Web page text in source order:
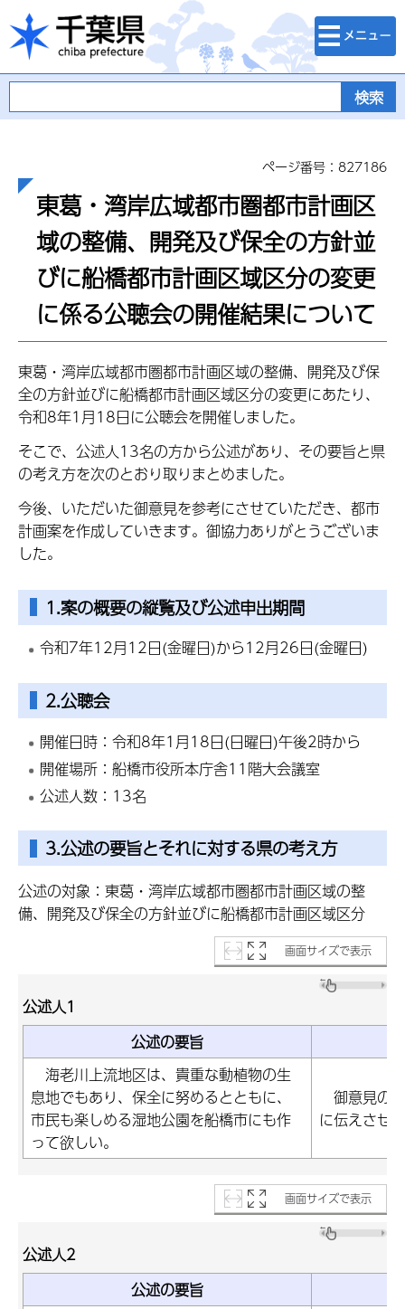
千葉県
検索・メニュ
ー
ページ番号：827186
東葛・湾岸広域都市圏都市計画区
域の整備、開発及び保全の方針並
びに船橋都市計画区域区分の変更
に係る公聴会の開催結果について
東葛・湾岸広域都市圏都市計画区域の整備、開発及び保
全の方針並びに船橋都市計画区域区分の変更にあたり、
令和8年1月18日に公聴会を開催しました。
そこで、公述人13名の方から公述があり、その要旨と県
の考え方を次のとおり取りまとめました。
今後、いただいた御意見を参考にさせていただき、都市
計画案を作成していきます。御協力ありがとうございま
した。
1.案の概要の縦覧及び公述申出期間
令和7年12月12日(金曜日)から12月26日(金曜日)
2.公聴会
開催日時：令和8年1月18日(日曜日)午後2時から
開催場所：船橋市役所本庁舎11階大会議室
公述人数：13名
3.公述の要旨とそれに対する県の考え方
公述の対象：東葛・湾岸広域都市圏都市計画区域の整
備、開発及び保全の方針並びに船橋都市計画区域区分
画面サイズで表示
公述人1
公述の要旨
海老川上流地区は、貴重な動植物の生
息地でもあり、保全に努めるとともに、
市民も楽しめる湿地公園を船橋市にも作
って欲しい。
御意見の
に伝えさせ
画面サイズで表示
公述人2
公述の要旨